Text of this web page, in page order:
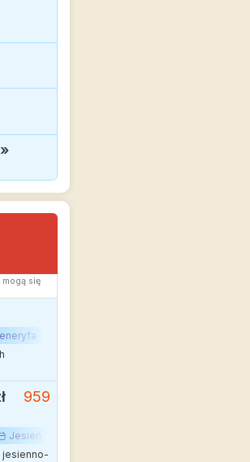
»
się
959
Jesień
jesienno-